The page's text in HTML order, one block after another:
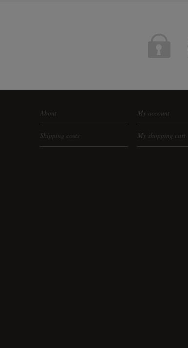
About My account
Shipping costs My shopping cart